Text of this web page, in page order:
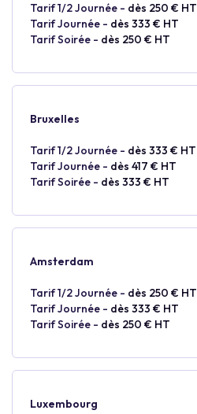
Tarif 1/2 Journée - dès 250 € HT
Tarif Journée - dès 333 € HT
Tarif Soirée - dès 250 € HT
Bruxelles
Tarif 1/2 Journée - dès 333 € HT
Tarif Journée - dès 417 € HT
Tarif Soirée - dès 333 € HT
Amsterdam
Tarif 1/2 Journée - dès 250 € HT
Tarif Journée - dès 333 € HT
Tarif Soirée - dès 250 € HT
Luxembourg